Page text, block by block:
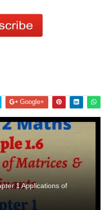
Google+
1 Applications of